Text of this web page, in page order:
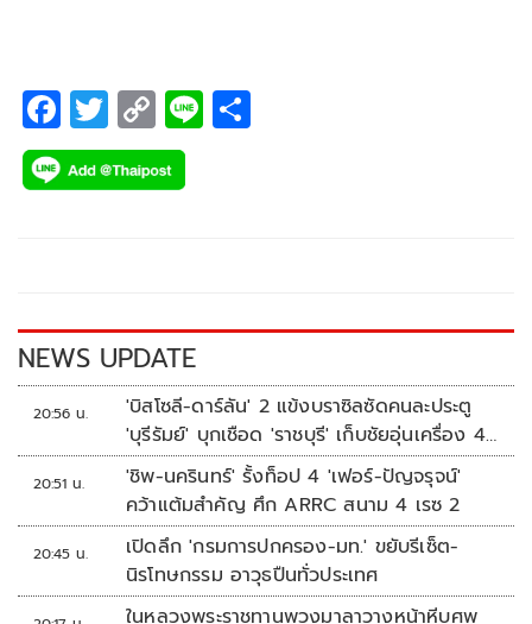
F
ac
e
k
T
wi
tt
C
o
p
k
Li
NEWS UPDATE
20:56 น.
'บิสโซลี-ดาร์ลัน' 2 แข้งบราซิลซัดคนละประตู
'บุรีรัมย์' บุกเชือด 'ราชบุรี' เก็บชัยอุ่นเครื่อง 4
นัดรวด
20:51 น.
'ชิพ-นครินทร์' รั้งท็อป 4 'เฟอร์-ปัญจรุจน์'
คว้าแต้มสำคัญ ศึก ARRC สนาม 4 เรซ 2
20:45 น.
เปิดลึก 'กรมการปกครอง-มท.' ขยับรีเซ็ต-
นิรโทษกรรม อาวุธปืนทั่วประเทศ
ในหลวงพระราชทานพวงมาลาวางหน้าหีบศพ